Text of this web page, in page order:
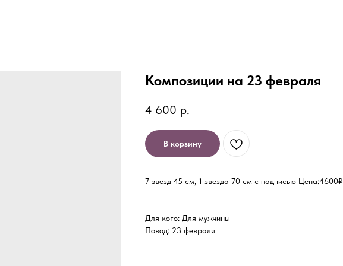
Композиции на 23 февраля
4 600 р.
В корзину
7 звезд 45 см, 1 звезда 70 см с надписью Цена:4600₽
Для кого: Для мужчины
Повод: 23 февраля